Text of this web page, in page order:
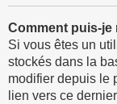
Comment puis-je
Si vous êtes un
stockés dans la
modifier depuis le
lien vers ce